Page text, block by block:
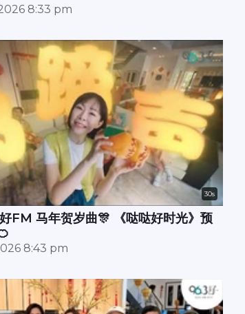
8:33 pm
30s
FM 马年贺岁曲🎊 《哒哒好时光》预
8:43 pm